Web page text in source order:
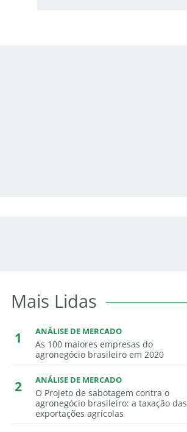
Mais Lidas
ANÁLISE DE MERCADO
As 100 maiores empresas do
agronegócio brasileiro em 2020
ANÁLISE DE MERCADO
O Projeto de sabotagem contra o
agronegócio brasileiro: a taxação das
exportações agrícolas